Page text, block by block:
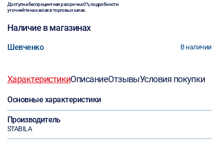
Доступна беспроцентная рассрочка 0%, подробности
уточняйте на кассах в торговых залах.
Наличие в магазинах
Шевченко В наличии
ХарактеристикиОписаниеОтзывыУсловия покупки
Основные характеристики
Производитель
STABILA